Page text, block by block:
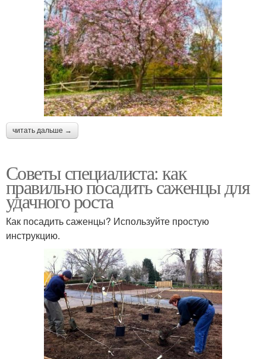
читать дальше →
Советы специалиста: как
правильно посадить саженцы для
удачного роста
Как посадить саженцы? Используйте простую
инструкцию.